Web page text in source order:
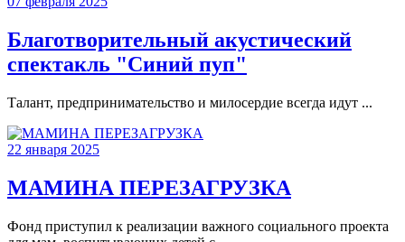
Благотворительный акустический
спектакль "Синий пуп"
Талант, предпринимательство и милосердие всегда идут ...
22 января 2025
МАМИНА ПЕРЕЗАГРУЗКА
Фонд приступил к реализации важного социального проекта